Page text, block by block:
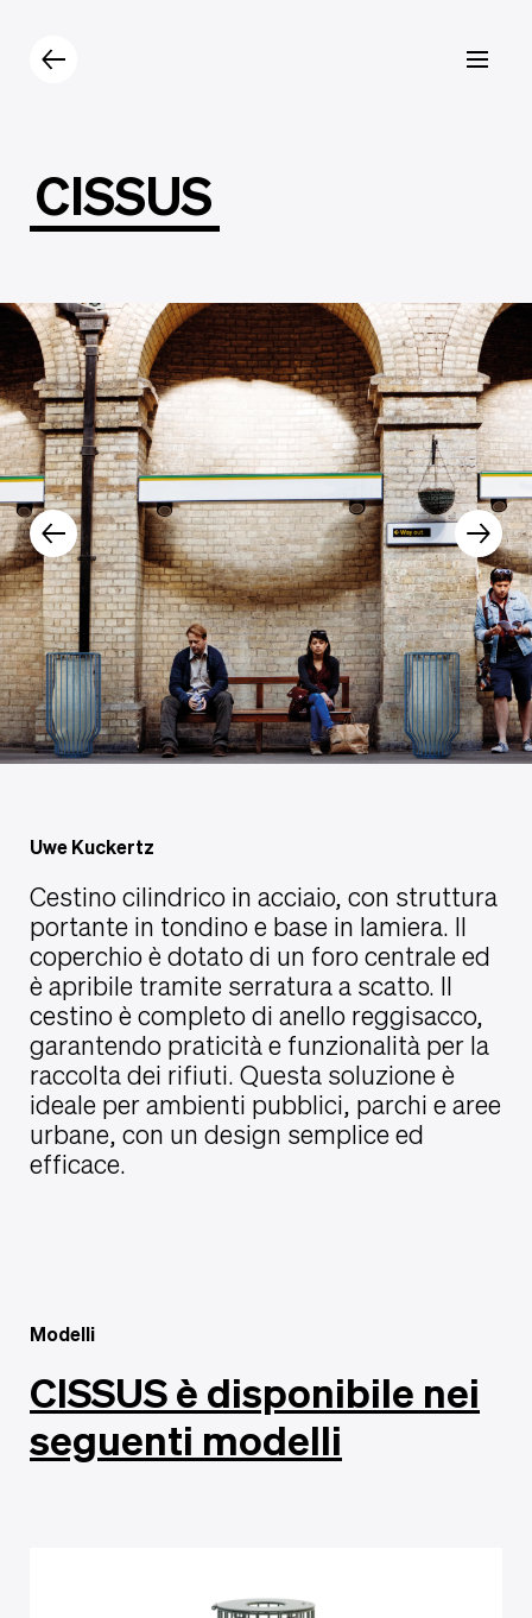
CISSUS
Uwe Kuckertz
Cestino cilindrico in acciaio, con struttura
portante in tondino e base in lamiera. Il
coperchio è dotato di un foro centrale ed
è apribile tramite serratura a scatto. Il
cestino è completo di anello reggisacco,
garantendo praticità e funzionalità per la
raccolta dei rifiuti. Questa soluzione è
ideale per ambienti pubblici, parchi e aree
urbane, con un design semplice ed
efficace.
Modelli
CISSUS è disponibile nei
seguenti modelli